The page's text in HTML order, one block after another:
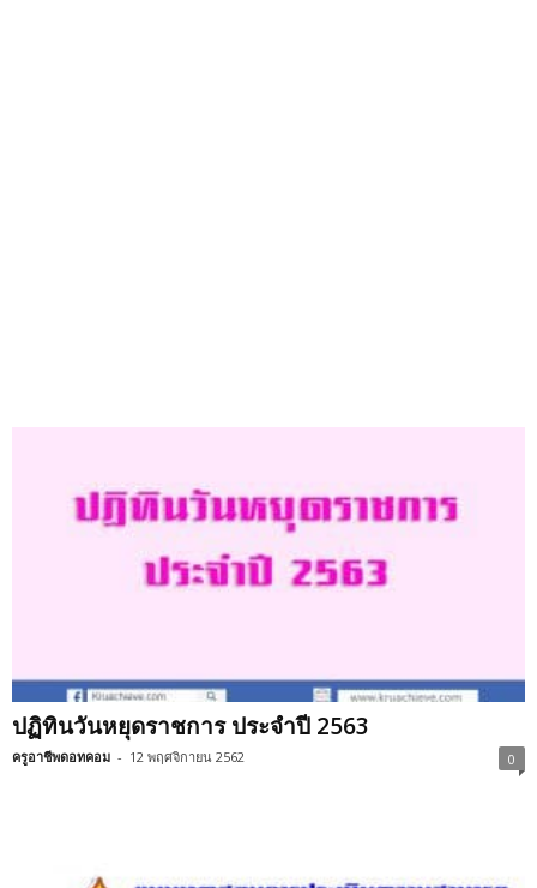
ปฏิทินวันหยุดราชการ ประจำปี 2563
ครูอาชีพดอทคอม - 12 พฤศจิกายน 2562 0